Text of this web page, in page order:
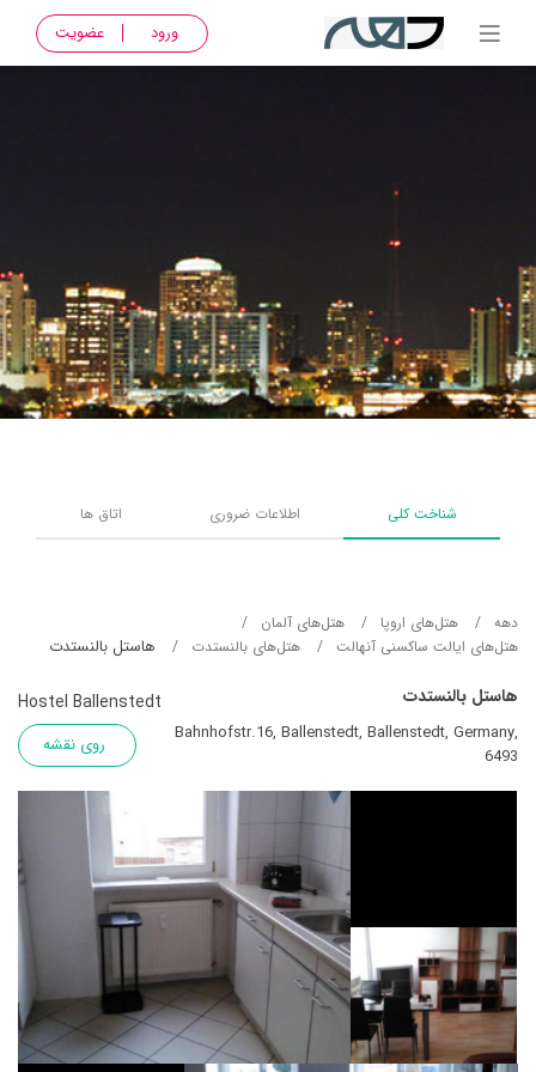
ورود عضویت
شناخت کلی اطلاعات ضروری اتاق ها
دهه هتل‌های اروپا
هتل‌های آلمان
هتل‌های ایالت ساکسنی آنهالت
هتل‌های بالنستدت هاستل بالنستدت
هاستل بالنستدت Hostel Ballenstedt
Bahnhofstr.16, Ballenstedt, Ballenstedt, Germany,
6493
روی نقشه